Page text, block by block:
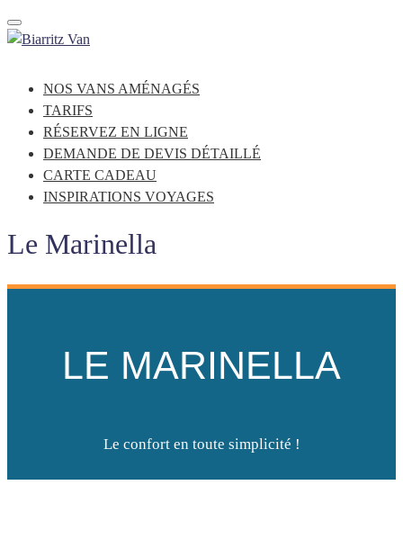
Toggle navigation
NOS VANS AMÉNAGÉS
TARIFS
RÉSERVEZ EN LIGNE
DEMANDE DE DEVIS DÉTAILLÉ
CARTE CADEAU
INSPIRATIONS VOYAGES
Le Marinella
LE MARINELLA
Le confort en toute simplicité !